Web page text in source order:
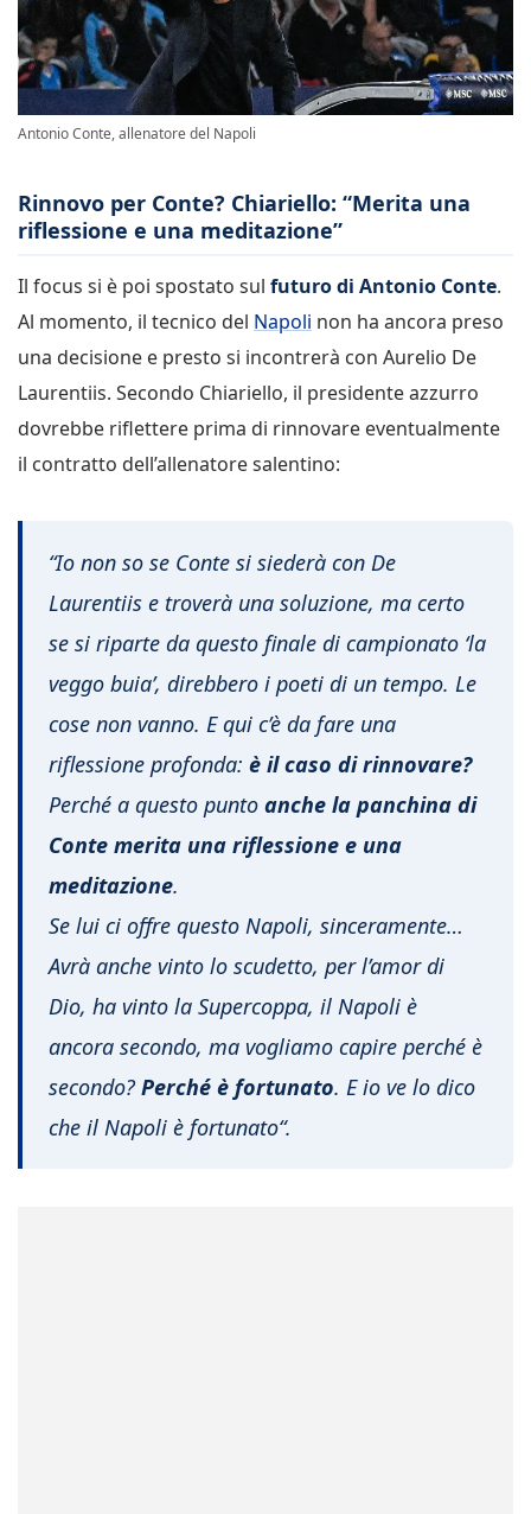
Antonio Conte, allenatore del Napoli
Rinnovo per Conte? Chiariello: “Merita una
riflessione e una meditazione”
Il focus si è poi spostato sul futuro di Antonio Conte.
Al momento, il tecnico del Napoli non ha ancora preso
una decisione e presto si incontrerà con Aurelio De
Laurentiis. Secondo Chiariello, il presidente azzurro
dovrebbe riflettere prima di rinnovare eventualmente
il contratto dell’allenatore salentino:
“Io non so se Conte si siederà con De
Laurentiis e troverà una soluzione, ma certo
se si riparte da questo finale di campionato ‘la
veggo buia’, direbbero i poeti di un tempo. Le
cose non vanno. E qui c’è da fare una
riflessione profonda: è il caso di rinnovare?
Perché a questo punto anche la panchina di
Conte merita una riflessione e una
meditazione.
Se lui ci offre questo Napoli, sinceramente…
Avrà anche vinto lo scudetto, per l’amor di
Dio, ha vinto la Supercoppa, il Napoli è
ancora secondo, ma vogliamo capire perché è
secondo?Perché è fortunato. E io ve lo dico
che il Napoli è fortunato“.